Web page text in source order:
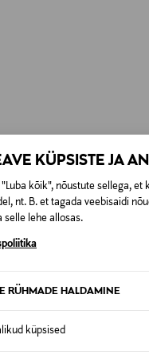
KÜPSISTE JA
kõik", nõustute sellega,
nt. B. et tagada veebisaidi
selle lehe allosas.
RÜHMADE HALDAMINE
küpsised
KA